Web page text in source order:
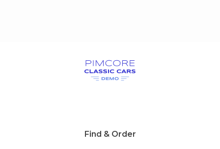
Find & Order